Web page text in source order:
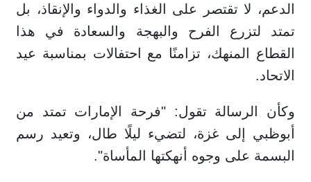
الدعم، لا تقتصر على الغذاء والدواء والإنقاذ، بل
تمتد لتزرع الفرح والبهجة والسعادة في هذا
القطاع المنهك، تزامنًا مع احتفالات بمناسبة عيد
الاتحاد.
وكأن الرسالة تقول: "فرحة الإمارات تمتد من
أبوظبي إلى غزة، لتضيء ليلًا طال، وتعيد رسم
البسمة على وجوه أنهكتها المأساة".